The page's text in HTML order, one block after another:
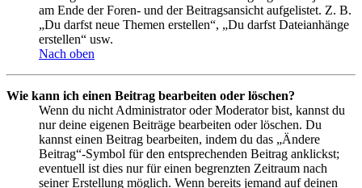
am Ende der Foren- und der Beitragsansicht aufgelistet. Z. B.
„Du darfst neue Themen erstellen“, „Du darfst Dateianhänge
erstellen“ usw.
Nach oben
Wie kann ich einen Beitrag bearbeiten oder löschen?
Wenn du nicht Administrator oder Moderator bist, kannst du
nur deine eigenen Beiträge bearbeiten oder löschen. Du
kannst einen Beitrag bearbeiten, indem du das „Ändere
Beitrag“-Symbol für den entsprechenden Beitrag anklickst;
eventuell ist dies nur für einen begrenzten Zeitraum nach
seiner Erstellung möglich. Wenn bereits jemand auf deinen